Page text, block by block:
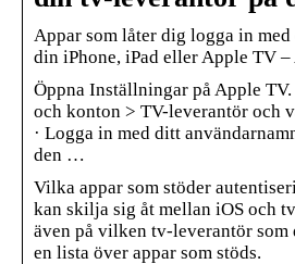
Appar som låter dig logga in
din iPhone, iPad eller Apple TV
Öppna Inställningar på Apple
och konton > TV-leverantör och
· Logga in med ditt
den …
Vilka appar som stöder
kan skilja sig åt mellan iOS och
även på vilken tv-leverantör som
en lista över appar som stöds.